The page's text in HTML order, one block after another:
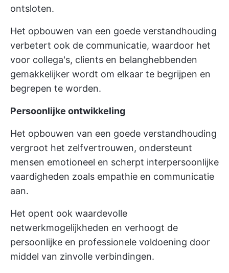
ontsloten.
Het opbouwen van een goede verstandhouding
verbetert ook de communicatie, waardoor het
voor collega's, clients en belanghebbenden
gemakkelijker wordt om elkaar te begrijpen en
begrepen te worden.
Persoonlijke ontwikkeling
Het opbouwen van een goede verstandhouding
vergroot het zelfvertrouwen, ondersteunt
mensen emotioneel en scherpt interpersoonlijke
vaardigheden zoals empathie en communicatie
aan.
Het opent ook waardevolle
netwerkmogelijkheden en verhoogt de
persoonlijke en professionele voldoening door
middel van zinvolle verbindingen.